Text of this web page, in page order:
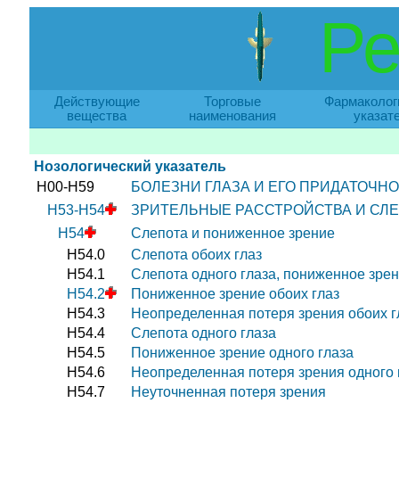
Действующие
вещества
Торговые
наименования
Нозологический указатель
H00-H59
БОЛЕЗНИ ГЛАЗА И ЕГО
H53-H54
ЗРИТЕЛЬНЫЕ РАССТРОЙСТВА И
H54
Слепота и пониженное зрение
H54.0
Слепота обоих глаз
H54.1
Слепота одного глаза, пониженное
H54.2
Пониженное зрение обоих глаз
H54.3
Неопределенная потеря зрения обоих
H54.4
Слепота одного глаза
H54.5
Пониженное зрение одного глаза
H54.6
Неопределенная потеря зрения одного
H54.7
Неуточненная потеря зрения